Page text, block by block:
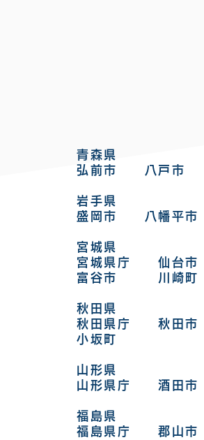
青森県
弘前市 八戸市
岩手県
盛岡市 八幡平
宮城県
宮城県庁 仙台
富谷市 川崎
秋田県
秋田県庁 秋
小坂町
山形県
山形県庁 酒
福島県
福島県庁 郡山